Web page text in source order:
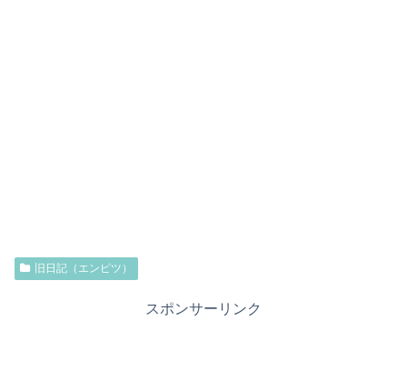
旧日記（エンピツ）
スポンサーリンク